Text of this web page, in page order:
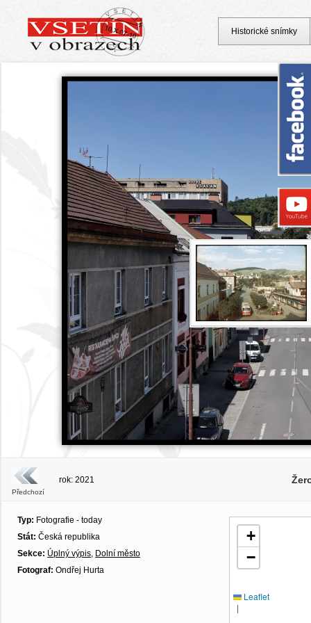
Předchozí
rok: 2021
Typ: Fotografie - today
Stát: Česká republika
Sekce: Úplný výpis, Dolní město
Fotograf: Ondřej Hurta
+
−
Leaflet
|
Historické snímky